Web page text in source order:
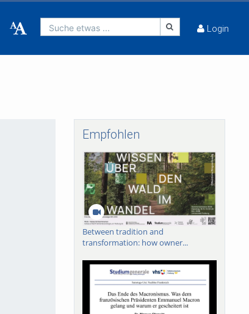
Suche etwas ... Login
Empfohlen
Between tradition and
transformation: how owner...